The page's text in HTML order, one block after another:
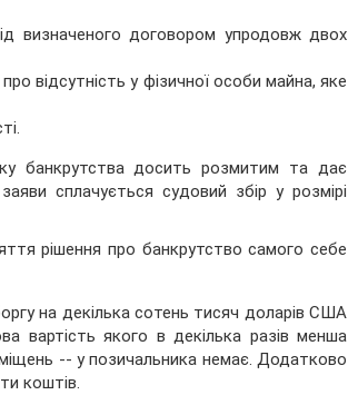
визначеного договором упродовж двох
відсутність у фізичної особи майна, яке
банкрутства досить розмитим та дає
сплачується судовий збір у розмірі
рішення про банкрутство самого себе
на декілька сотень тисяч доларів США
вартість якого в декілька разів менша
-- у позичальника немає. Додатково
коштів.